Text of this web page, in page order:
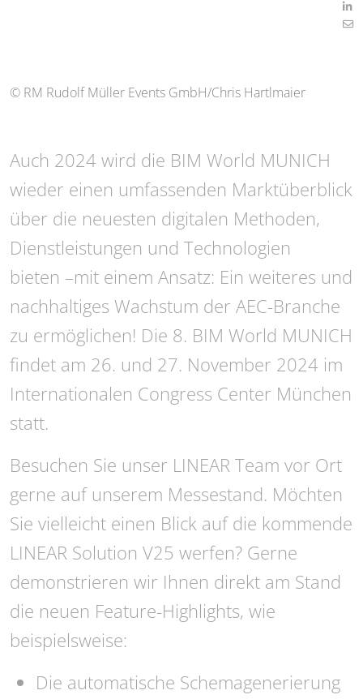
© RM Rudolf Müller Events GmbH/Chris Hartlmaier
Auch 2024 wird die BIM World MUNICH
wieder einen umfassenden Marktüberblick
über die neuesten digitalen Methoden,
Dienstleistungen und Technologien
bieten –mit einem Ansatz: Ein weiteres und
nachhaltiges Wachstum der AEC-Branche
zu ermöglichen! Die 8. BIM World MUNICH
findet am 26. und 27. November 2024 im
Internationalen Congress Center München
statt.
Besuchen Sie unser LINEAR Team vor Ort
gerne auf unserem Messestand. Möchten
Sie vielleicht einen Blick auf die kommende
LINEAR Solution V25 werfen? Gerne
demonstrieren wir Ihnen direkt am Stand
die neuen Feature-Highlights, wie
beispielsweise:
Die automatische Schemagenerierung